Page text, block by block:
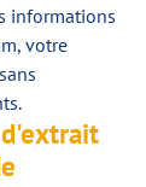
informations
votre